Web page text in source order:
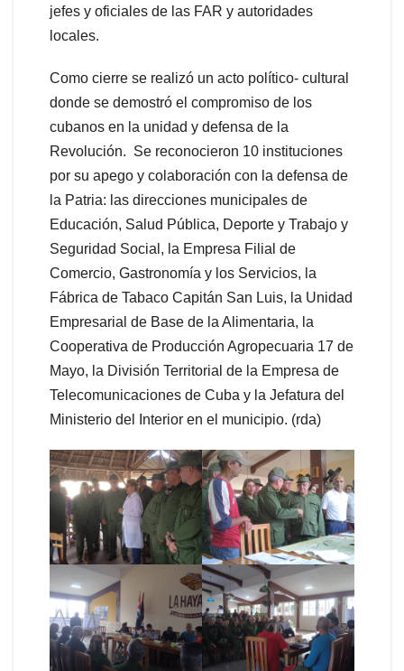
jefes y oficiales de las FAR y autoridades
locales.
Como cierre se realizó un acto político- cultural
donde se demostró el compromiso de los
cubanos en la unidad y defensa de la
Revolución. Se reconocieron 10 instituciones
por su apego y colaboración con la defensa de
la Patria: las direcciones municipales de
Educación, Salud Pública, Deporte y Trabajo y
Seguridad Social, la Empresa Filial de
Comercio, Gastronomía y los Servicios, la
Fábrica de Tabaco Capitán San Luis, la Unidad
Empresarial de Base de la Alimentaria, la
Cooperativa de Producción Agropecuaria 17 de
Mayo, la División Territorial de la Empresa de
Telecomunicaciones de Cuba y la Jefatura del
Ministerio del Interior en el municipio. (rda)